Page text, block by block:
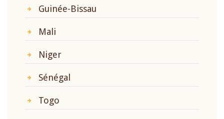
Guinée-Bissau
Mali
Niger
Sénégal
Togo